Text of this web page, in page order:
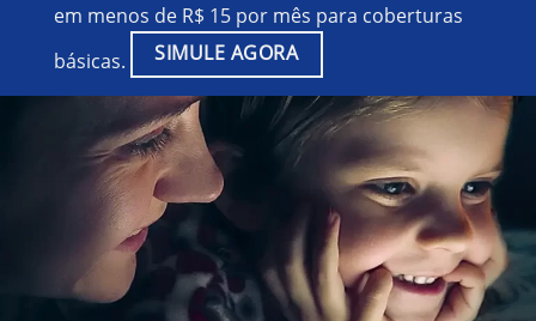
em menos de R$ 15 por mês para coberturas
básicas.
SIMULE AGORA